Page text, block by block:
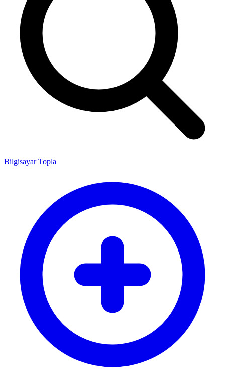
Bilgisayar Topla